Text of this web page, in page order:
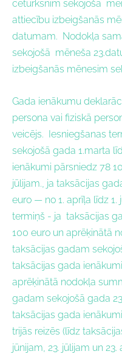
ceturksnim sekojošā
attiecību izbeigšanās
datumam. Nodokļa
sekojošā mēneša
izbeigšanās mēnesim
Gada ienākumu
persona vai fiziskā
veicējs. Iesniegšanas
sekojošā gada 1.marta
ienākumi pārsniedz 78
jūlijam., ja taksācijas
euro — no 1. aprīļa līdz 1.
termiņš - ja taksācijas
100 euro un aprēķinātā
taksācijas gadam
taksācijas gada
aprēķinātā nodokļa
gadam sekojošā gada
taksācijas gada
trijās reizēs (līdz
jūnijam, 23. jūlijam un